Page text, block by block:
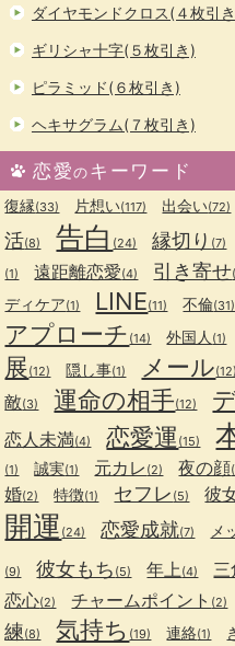
ダイヤモンドクロス(４枚引
ギリシャ十字(５枚引き)
ピラミッド(６枚引き)
ヘキサグラム(７枚引き)
恋愛のキーワード
復縁(33) 片想い(117) 出会い(72)
活(8) 告白 (24) 縁切り (7)
(1) 遠距離恋愛(4) 引き寄せ
ディケア(1) LINE(11) 不倫(31)
アプローチ (14) 外国人 (1)
展(12) 隠し事(1) メール(12)
敵(3) 運命の相手(12)
恋人未満(4) 恋愛運 (15)
(1) 誠実(1) 元カレ (2) 夜の顔
婚(2) 特徴(1) セフレ (5) 彼
開運 (24) 恋愛成就(7) メ
(9) 彼女もち (5) 年上 (4)
恋心(2) チャームポイント (2)
練(8) 気持ち (19) 連絡(1)